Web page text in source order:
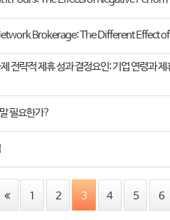
Brokerage: The Different Effect
전략적 제휴 성과 결정요인: 기업 연령과
필요한가?
1 2 3 4 5 6